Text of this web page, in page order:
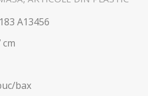
A13456
bax